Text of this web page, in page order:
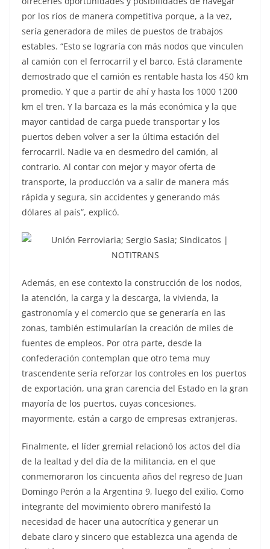
por los ríos de manera competitiva porque, a la vez,
sería generadora de miles de puestos de trabajos
estables. “Esto se lograría con más nodos que vinculen
al camión con el ferrocarril y el barco. Está claramente
demostrado que el camión es rentable hasta los 450 km
promedio. Y que a partir de ahí y hasta los 1000 1200
km el tren. Y la barcaza es la más económica y la que
mayor cantidad de carga puede transportar y los
puertos deben volver a ser la última estación del
ferrocarril. Nadie va en desmedro del camión, al
contrario. Al contar con mejor y mayor oferta de
transporte, la producción va a salir de manera más
rápida y segura, sin accidentes y generando más
dólares al país”, explicó.
Además, en ese contexto la construcción de los nodos,
la atención, la carga y la descarga, la vivienda, la
gastronomía y el comercio que se generaría en las
zonas, también estimularían la creación de miles de
fuentes de empleos. Por otra parte, desde la
confederación contemplan que otro tema muy
trascendente sería reforzar los controles en los puertos
de exportación, una gran carencia del Estado en la gran
mayoría de los puertos, cuyas concesiones,
mayormente, están a cargo de empresas extranjeras.
Finalmente, el líder gremial relacionó los actos del día
de la lealtad y del día de la militancia, en el que
conmemoraron los cincuenta años del regreso de Juan
Domingo Perón a la Argentina 9, luego del exilio. Como
integrante del movimiento obrero manifestó la
necesidad de hacer una autocrítica y generar un
debate claro y sincero que establezca una agenda de